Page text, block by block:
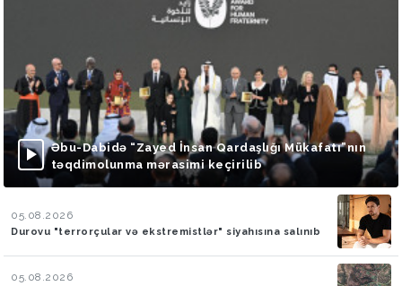
Əbu-Dabidə “Zayed İnsan Qardaşlığı Mükafatı”nın
təqdimolunma mərasimi keçirilib
05.08.2026
Durovu "terrorçular və ekstremistlər" siyahısına salınıb
05.08.2026